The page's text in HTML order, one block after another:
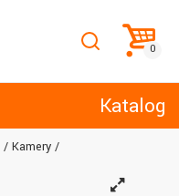
Katalog
Kamery